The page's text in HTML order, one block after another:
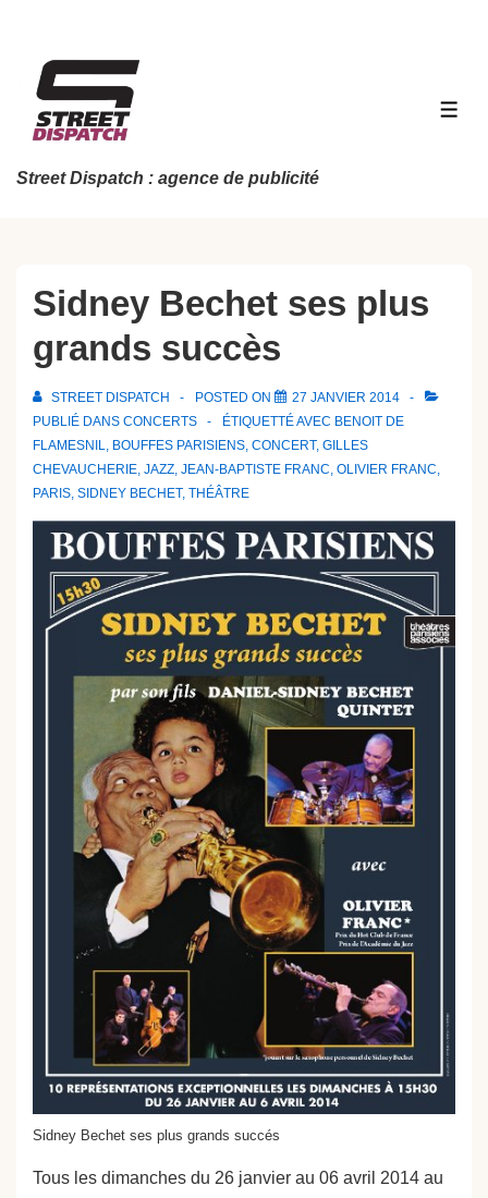
contenu
principal
Street Dispatch : agence de publicité
Sidney Bechet ses plus
grands succès
STREET DISPATCH POSTED ON
27 JANVIER 2014
PUBLIÉ DANS CONCERTS ÉTIQUETTÉ AVEC BENOIT DE
FLAMESNIL, BOUFFES PARISIENS, CONCERT, GILLES
CHEVAUCHERIE, JAZZ, JEAN-BAPTISTE FRANC, OLIVIER FRANC,
PARIS, SIDNEY BECHET, THÉÂTRE
Sidney Bechet ses plus grands succés
Tous les dimanches du 26 janvier au 06 avril 2014 au